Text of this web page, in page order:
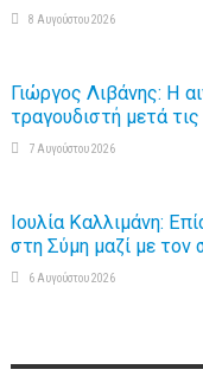
8 Αυγούστου 2026
Γιώργος Λιβάνης: Η
τραγουδιστή μετά
7 Αυγούστου 2026
Ιουλία Καλλιμάνη:
στη Σύμη μαζί με τον
6 Αυγούστου 2026